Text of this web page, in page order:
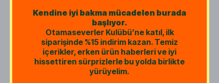
Kendine iyi bakma mücadelen burada
başlıyor.
Otamaseverler Kulübü’ne katıl, ilk
siparişinde %15 indirim kazan. Temiz
içerikler, erken ürün haberleri ve iyi
hissettiren sürprizlerle bu yolda birlikte
yürüyelim.